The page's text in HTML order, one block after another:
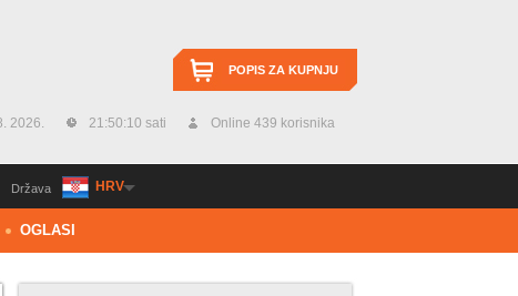
POPIS ZA KUPNJU
2026. 21:50:11 sati Online 439 korisnika
HRV
Država
OGLASI